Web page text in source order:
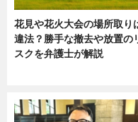
花見や花火大会の場所取り
違法？勝手な撤去や放置の
スクを弁護士が解説